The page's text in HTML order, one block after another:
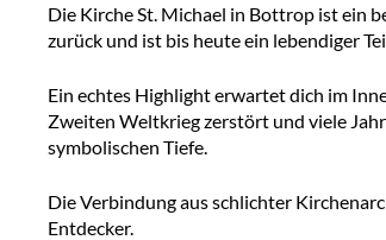
Die Kirche St. Michael in Bottrop ist ein
zurück und ist bis heute ein lebendiger
Ein echtes Highlight erwartet dich im
Zweiten Weltkrieg zerstört und viele
symbolischen Tiefe.
Die Verbindung aus schlichter
Entdecker.